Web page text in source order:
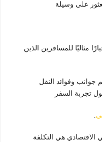
على وسيلة
مثاليًا للمسافرين الذين
جوانب وفوائد النقل
تجربة السفر
.
الاقتصادي هي التكلفة